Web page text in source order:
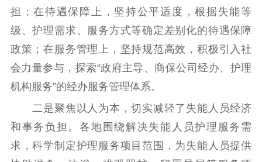
担；在待遇保障上，坚持公平适度，根据失能等
级、护理需求、服务方式等确定差别化的待遇保障
政策；在服务管理上，坚持规范高效，积极引入社
会力量参与，探索“政府主导、商保公司经办、护理
机构服务”的经办服务管理体系。
二是聚焦以人为本，切实减轻了失能人员经济
和事务负担。各地围绕解决失能人员护理服务需
求，科学制定护理服务项目范围，为失能人员提供